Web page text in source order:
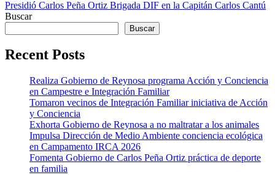
entradas
Presidió Carlos Peña Ortiz Brigada DIF en la Capitán Carlos Cantú
Buscar
Buscar
Recent Posts
Realiza Gobierno de Reynosa programa Acción y Conciencia
en Campestre e Integración Familiar
Tomaron vecinos de Integración Familiar iniciativa de Acción
y Conciencia
Exhorta Gobierno de Reynosa a no maltratar a los animales
Impulsa Dirección de Medio Ambiente conciencia ecológica
en Campamento IRCA 2026
Fomenta Gobierno de Carlos Peña Ortiz práctica de deporte
en familia